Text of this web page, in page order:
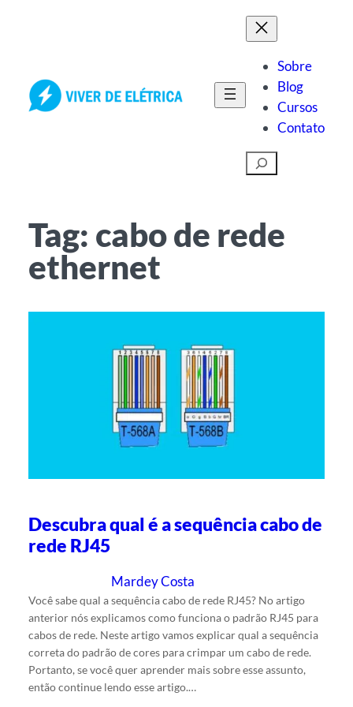
Sobre
Blog
Cursos
Contato
Pesquisar
Tag: cabo de rede
ethernet
Descubra qual é a sequência cabo de
rede RJ45
Mardey Costa
Você sabe qual a sequência cabo de rede RJ45? No artigo
anterior nós explicamos como funciona o padrão RJ45 para
cabos de rede. Neste artigo vamos explicar qual a sequência
correta do padrão de cores para crimpar um cabo de rede.
Portanto, se você quer aprender mais sobre esse assunto,
então continue lendo esse artigo.…